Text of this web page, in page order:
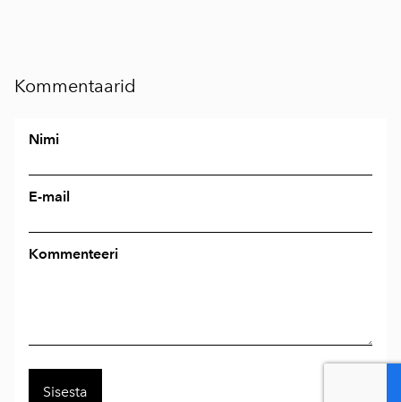
Kommentaarid
Nimi
E-mail
Kommenteeri